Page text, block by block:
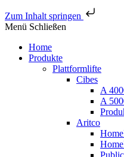
Zum Inhalt springen
Menü Schließen
Home
Produkte
Plattformlifte
Cibes
A
A
Aritco